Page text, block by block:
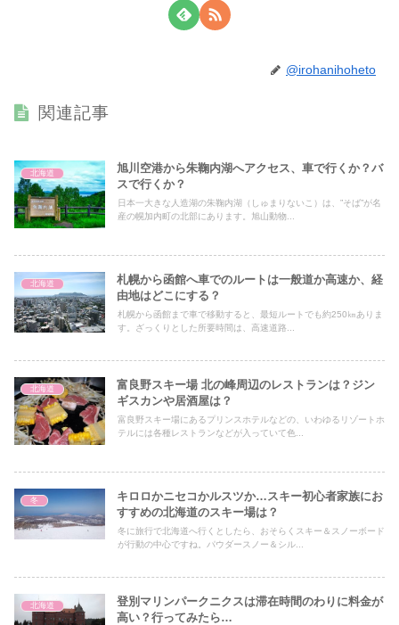
@irohanihoheto
関連記事
北海道
旭川空港から朱鞠内湖へアクセス、車で行くか？バ
スで行くか？
日本一大きな人造湖の朱鞠内湖（しゅまりないこ）は、”そば”が名
産の幌加内町の北部にあります。旭山動物...
北海道
札幌から函館へ車でのルートは一般道か高速か、経
由地はどこにする？
札幌から函館まで車で移動すると、最短ルートでも約250㎞ありま
す。ざっくりとした所要時間は、高速道路...
北海道
富良野スキー場 北の峰周辺のレストランは？ジン
ギスカンや居酒屋は？
富良野スキー場にあるプリンスホテルなどの、いわゆるリゾートホ
テルには各種レストランなどが入っていて色...
冬
キロロかニセコかルスツか…スキー初心者家族にお
すすめの北海道のスキー場は？
冬に旅行で北海道へ行くとしたら、おそらくスキー＆スノーボード
が行動の中心ですね。パウダースノー＆シル...
北海道
登別マリンパークニクスは滞在時間のわりに料金が
高い？行ってみたら…